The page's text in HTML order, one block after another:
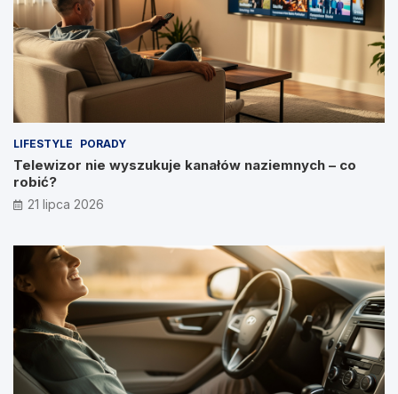
LIFESTYLE PORADY
Telewizor nie wyszukuje kanałów naziemnych – co
robić?
21 lipca 2026